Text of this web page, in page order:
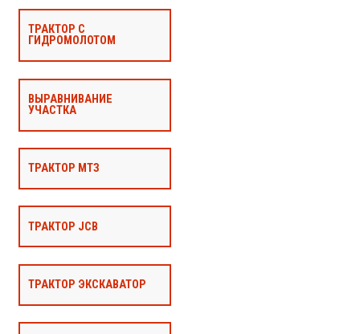
ТРАКТОР С
ГИДРОМОЛОТОМ
ВЫРАВНИВАНИЕ
УЧАСТКА
ТРАКТОР МТЗ
ТРАКТОР JCB
ТРАКТОР ЭКСКАВАТОР